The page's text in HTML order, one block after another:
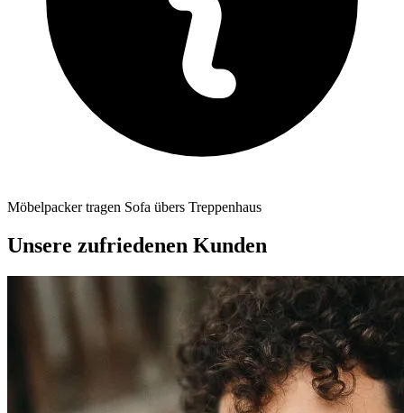
Möbelpacker tragen Sofa übers Treppenhaus
Unsere zufriedenen Kunden